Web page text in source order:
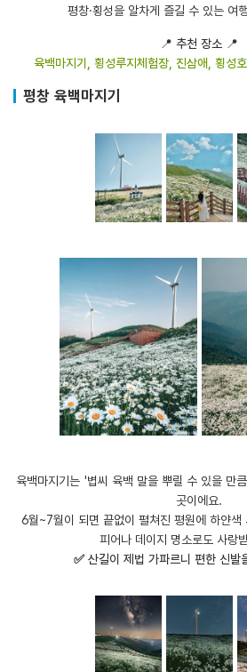
평창·횡성을 알차게 즐길 수 있는 여
📍 추천 장소 ​📍
육백마지기, 횡성루지체험장, 진삼애, 횡성
평창 육백마지기
육백마지기는 '볍씨 육백 말을 뿌릴 수 있을 만
곳이에요.
6월~7월이 되면 끝없이 펼쳐진 평원에 하얀색
피어나 데이지 명소로도 사랑
✅ 산길이 제법 가파르니 편한 신발